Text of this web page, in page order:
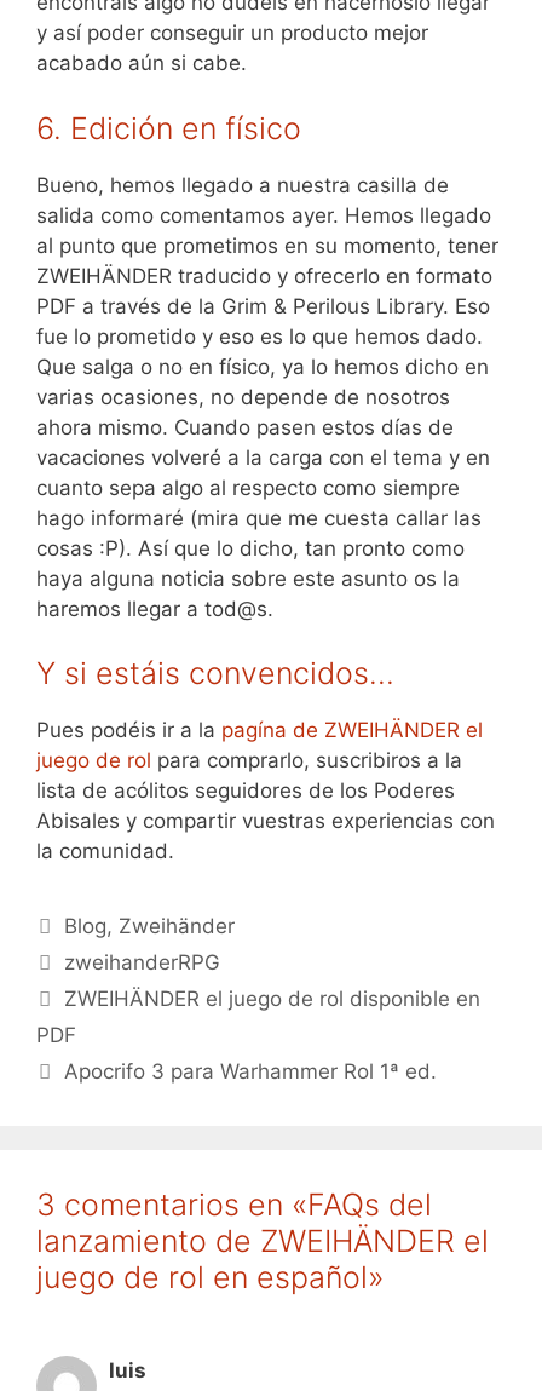
y así poder conseguir un producto mejor
acabado aún si cabe.
6. Edición en físico
Bueno, hemos llegado a nuestra casilla de
salida como comentamos ayer. Hemos llegado
al punto que prometimos en su momento, tener
ZWEIHÄNDER traducido y ofrecerlo en formato
PDF a través de la Grim & Perilous Library. Eso
fue lo prometido y eso es lo que hemos dado.
Que salga o no en físico, ya lo hemos dicho en
varias ocasiones, no depende de nosotros
ahora mismo. Cuando pasen estos días de
vacaciones volveré a la carga con el tema y en
cuanto sepa algo al respecto como siempre
hago informaré (mira que me cuesta callar las
cosas :P). Así que lo dicho, tan pronto como
haya alguna noticia sobre este asunto os la
haremos llegar a tod@s.
Y si estáis convencidos…
Pues podéis ir a la pagína de ZWEIHÄNDER el
juego de rol para comprarlo, suscribiros a la
lista de acólitos seguidores de los Poderes
Abisales y compartir vuestras experiencias con
la comunidad.
Categorías
Blog, Zweihänder
Etiquetas
zweihanderRPG
ZWEIHÄNDER el juego de rol disponible en
PDF
Apocrifo 3 para Warhammer Rol 1ª ed.
3 comentarios en «FAQs del
lanzamiento de ZWEIHÄNDER el
juego de rol en español»
luis